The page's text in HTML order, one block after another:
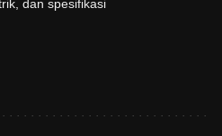
dan spesifikasi